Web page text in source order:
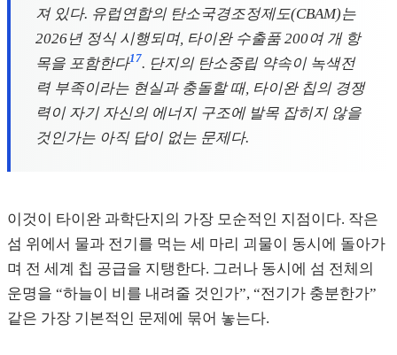
져 있다. 유럽연합의 탄소국경조정제도(CBAM)는
2026년 정식 시행되며, 타이완 수출품 200여 개 항
목을 포함한다17. 단지의 탄소중립 약속이 녹색전
력 부족이라는 현실과 충돌할 때, 타이완 칩의 경쟁
력이 자기 자신의 에너지 구조에 발목 잡히지 않을
것인가는 아직 답이 없는 문제다.
이것이 타이완 과학단지의 가장 모순적인 지점이다. 작은
섬 위에서 물과 전기를 먹는 세 마리 괴물이 동시에 돌아가
며 전 세계 칩 공급을 지탱한다. 그러나 동시에 섬 전체의
운명을 “하늘이 비를 내려줄 것인가”, “전기가 충분한가”
같은 가장 기본적인 문제에 묶어 놓는다.